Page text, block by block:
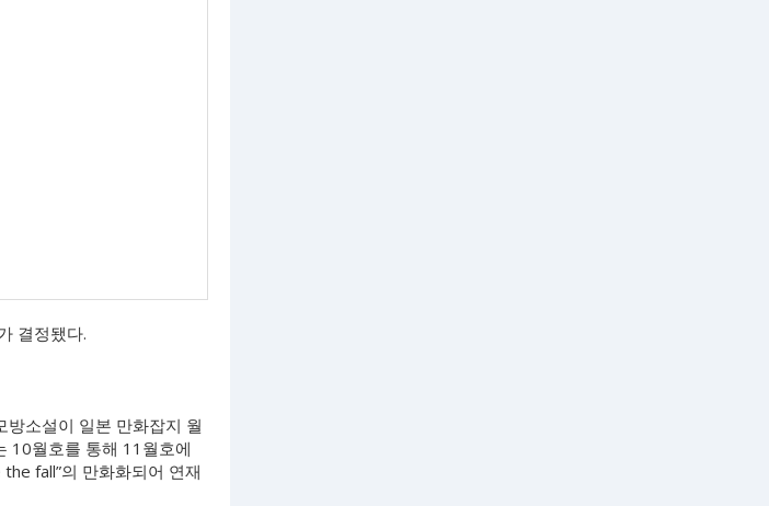
결정됐다.
소설이 일본 만화잡지 월
10월호를 통해 11월호에
fall”의 만화화되어 연재